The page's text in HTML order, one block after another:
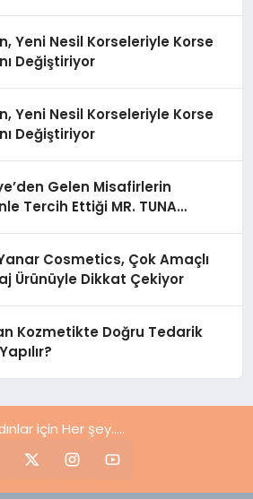
Yeni Nesil Korseleriyle Korse
Değiştiriyor
Yeni Nesil Korseleriyle Korse
Değiştiriyor
Gelen Misafirlerin
Tercih Ettiği MR. TUNA
Cosmetics, Çok Amaçlı
Ürünüyle Dikkat Çekiyor
Kozmetikte Doğru Tedarik
için Her şey.....